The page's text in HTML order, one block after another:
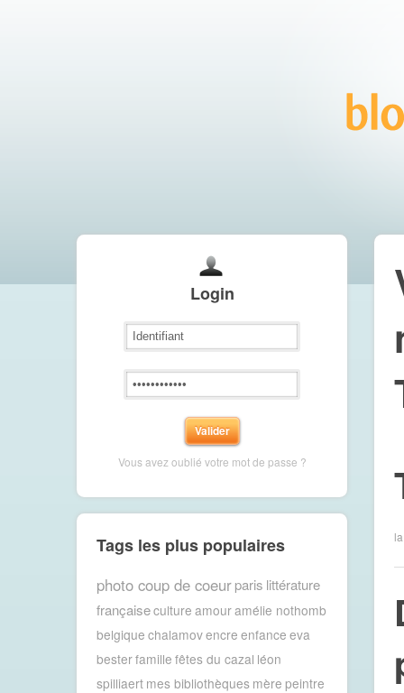
Login
Vous avez oublié votre mot de passe ?
Tags les plus populaires
photo coup de coeur paris littérature
françaiseculture amouramélie nothomb
belgique chalamovencre enfance eva
besterfamille fêtes du cazal léon
spilliaert mes bibliothèques mère peintre